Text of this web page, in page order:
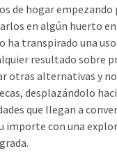
de hogar
en algún huerto
ha transpirado una
resultado sobre
otras alternativas y
desplazándolo
que llegan a
importe con una